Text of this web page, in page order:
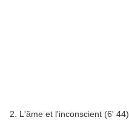
2. L'âme et l'inconscient (6' 44)